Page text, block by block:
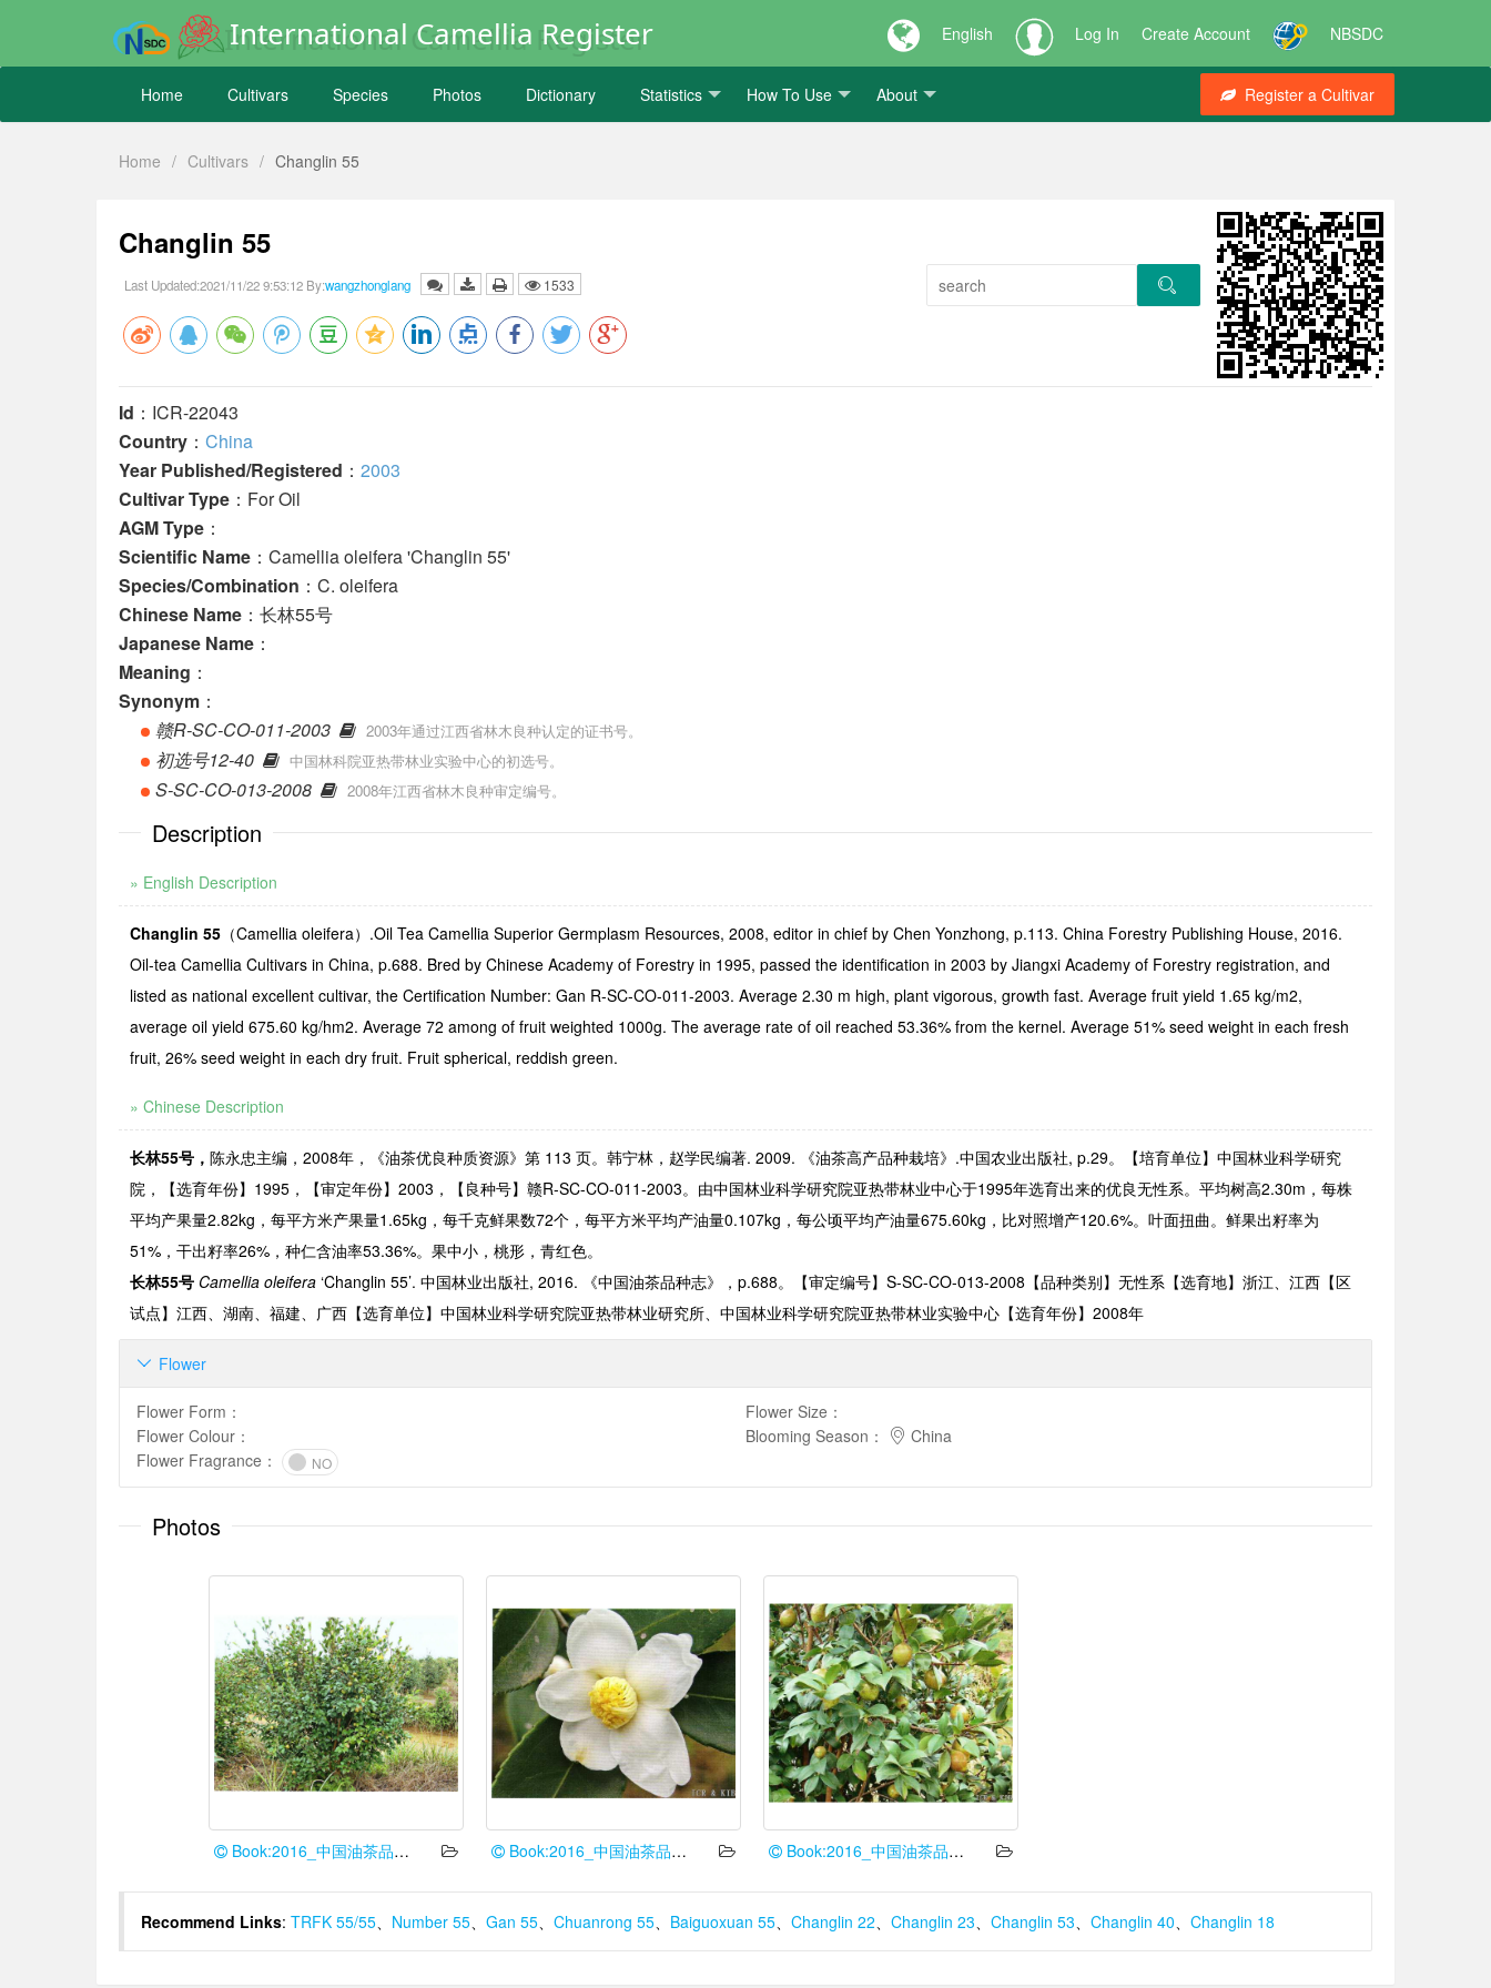
International Camellia Register English Log In Create Account NBSDC
Home Cultivars Species Photos Dictionary Statistics How To Use About Register a Cultivar
Home / Cultivars / Changlin 55
Changlin 55
Last Updated:2021/11/22 9:53:12 By:wangzhonglang 1533
Id ：ICR-22043
Country ： China
Year Published/Registered ： 2003
Cultivar Type ：For Oil
AGM Type ：
Scientific Name ：Camellia oleifera 'Changlin 55'
Species/Combination ：C. oleifera
Chinese Name ：长林55号
Japanese Name ：
Meaning ：
Synonym ：
赣R-SC-CO-011-2003
2003年通过江西省林木良种认定的证书号。
初选号12-40 中国林科院亚热带林业实验中心的初选号。
S-SC-CO-013-2008 2008年江西省林木良种审定编号。
Description
» English Description
Changlin 55 （Camellia oleifera） .Oil Tea Camellia Superior Germplasm Resources, 2008, editor in chief by Chen Yonzhong, p.113. China Forestry Publishing House, 2016.
Oil-tea Camellia Cultivars in China, p.688. Bred by Chinese Academy of Forestry in 1995, passed the identification in 2003 by Jiangxi Academy of Forestry registration, and
listed as national excellent cultivar, the Certification Number: Gan R-SC-CO-011-2003. Average 2.30 m high, plant vigorous, growth fast. Average fruit yield 1.65 kg/m2,
average oil yield 675.60 kg/hm2. Average 72 among of fruit weighted 1000g. The average rate of oil reached 53.36% from the kernel. Average 51% seed weight in each fresh
fruit, 26% seed weight in each dry fruit. Fruit spherical, reddish green.
» Chinese Description
长林55号 ， 陈永忠主编， 2008年，《油茶优良种质资源》第 113 页。 韩宁林，赵学民编著. 2009. 《油茶高产品种栽培》.中国农业出版社, p.29。【培育单位】中国林业科学研究
院，【选育年份】 1995 ，【审定年份】 2003 ，【良种号】赣R-SC-CO-011-2003。由中国林业科学研究院亚热带林业中心于1995年选育出来的优良无性系。平均树高2.30m ，每株
平均产果量2.82kg ，每平方米产果量1.65kg ，每千克鲜果数72个，每平方米平均产油量0.107kg ，每公顷平均产油量675.60kg ，比对照增产120.6%。叶面扭曲。鲜果出籽率为
51% ，干出籽率26% ，种仁含油率53.36%。果中小，桃形，青红色。
长林55号 Camellia oleifera ‘Changlin 55’. 中国林业出版社, 2016. 《中国油茶品种志》， p.688。【审定编号】 S-SC-CO-013-2008 【品种类别】无性系【选育地】浙江、江西【区
试点】江西、湖南、福建、广西【选育单位】中国林业科学研究院亚热带林业研究所、中国林业科学研究院亚热带林业实验中心【选育年份】 2008年
Flower

Flower Form ：
Flower Colour ：
Flower Size ：
Blooming Season ：
China
Flower Fragrance ： NO
Photos
Book:2016_中国油茶品种志 Book:2016_中国油茶品种志 Book:2016_中国油茶品种志
Recommend Links: TRFK 55/55、 Number 55、 Gan 55、 Chuanrong 55、 Baiguoxuan 55、 Changlin 22、 Changlin 23、 Changlin 53、 Changlin 40、 Changlin 18